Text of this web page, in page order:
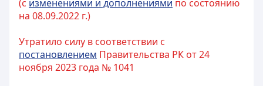
(с изменениями и дополнениями по состоянию
на 08.09.2022 г.)
Утратило силу в соответствии с
постановлением Правительства РК от 24
ноября 2023 года № 1041